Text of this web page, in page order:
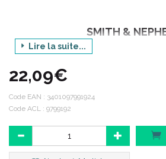
SMITH &
Le groupe Smith & Nephew représente
collaborateurs répartis dans plus de 100
clients de Smith & Nephew, déterminer
et des normes claires pour nous-
fournir des produits et des services de
Lire la suite...
22,09€
Code EAN : 3401097991924
Code ACL : 9799192